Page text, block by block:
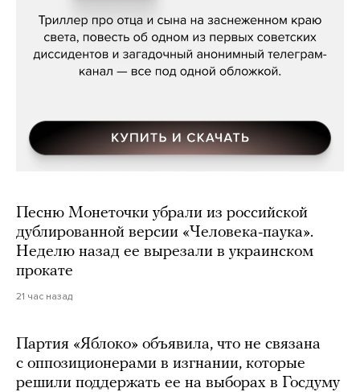
Песню Монеточки убрали из российской
дублированной версии «Человека-паука».
Неделю назад ее вырезали в украинском
прокате
21 час назад
Партия «Яблоко» объявила, что не связана
с оппозиционерами в изгнании, которые
решили поддержать ее на выборах в Госдуму